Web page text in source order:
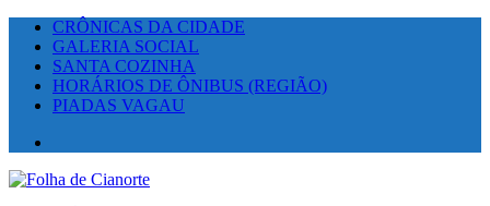
CRÔNICAS DA CIDADE
GALERIA SOCIAL
SANTA COZINHA
HORÁRIOS DE ÔNIBUS (REGIÃO)
PIADAS VAGAU